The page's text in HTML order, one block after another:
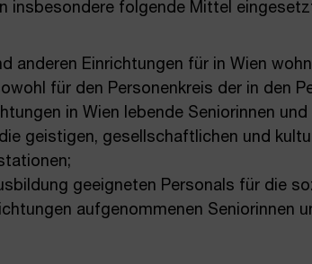
insbesondere folgende Mittel
anderen Einrichtungen für in Wien
für den Personenkreis der in den
in Wien lebende Seniorinnen
geistigen, gesellschaftlichen und
geeigneten Personals für die
aufgenommenen Seniorinnen